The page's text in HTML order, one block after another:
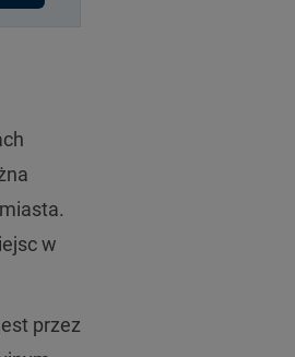
w
przez